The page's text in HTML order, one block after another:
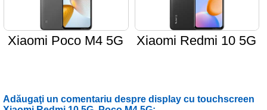
Xiaomi Poco M4 5G Xiaomi Redmi 10 5G
Adăugaţi un comentariu despre display cu touchscreen